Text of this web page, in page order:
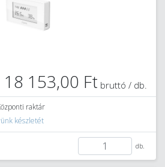
18 153,00 Ft bruttó / db.
raktár
készletét
db.